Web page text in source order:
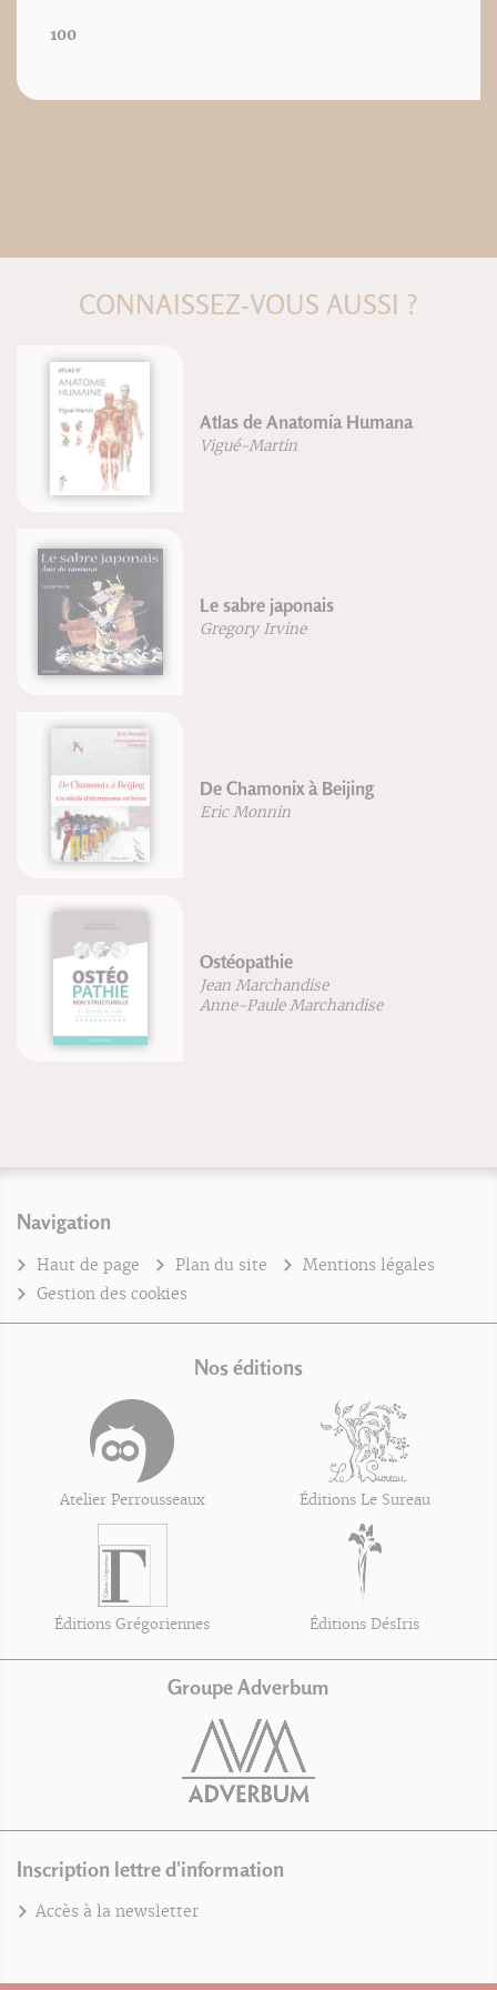
100
CONNAISSEZ-VOUS AUSSI ?
Atlas de Anatomía Humana
Vigué-Martin
Le sabre japonais
Gregory Irvine
De Chamonix à Beijing
Eric Monnin
Ostéopathie
Jean Marchandise
Anne-Paule Marchandise
Navigation
Haut de page Plan du site
Mentions légales
Gestion des cookies
Nos éditions
Atelier Perrousseaux Éditions Le Sureau
Éditions Grégoriennes Éditions DésIris
Groupe Adverbum
Inscription lettre d'information
Accès à la newsletter